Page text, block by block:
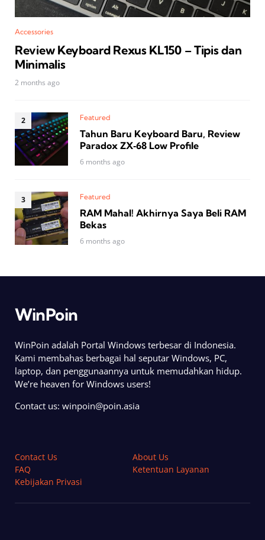
Accessories
Review Keyboard Rexus KL150 – Tipis dan
Minimalis
2 months ago
Featured
Tahun Baru Keyboard Baru, Review
Paradox ZX‑68 Low Profile
6 months ago
Featured
RAM Mahal! Akhirnya Saya Beli RAM
Bekas
6 months ago
WinPoin
WinPoin adalah Portal Windows terbesar di Indonesia.
Kami membahas berbagai hal seputar Windows, PC,
laptop, dan penggunaannya untuk memudahkan hidup.
We’re heaven for Windows users!
Contact us: winpoin@poin.asia
Contact Us
About Us
FAQ
Ketentuan Layanan
Kebijakan Privasi